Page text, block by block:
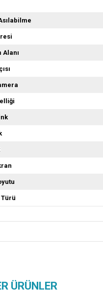
Alanı
Türü
ÜRÜNLER